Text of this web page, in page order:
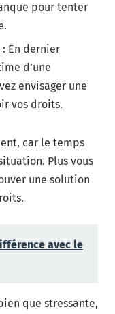
pour tenter
: En dernier
d’une
envisager une
vos droits.
car le temps
Plus vous
une solution
avec le
que stressante,